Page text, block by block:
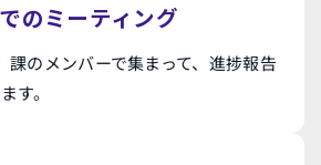
のミーティング
課のメンバーで集まって、進捗報告
す。